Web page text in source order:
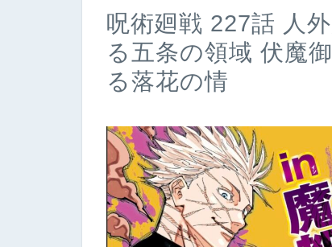
呪術廻戦 227話 人
る五条の領域 伏魔
る落花の情